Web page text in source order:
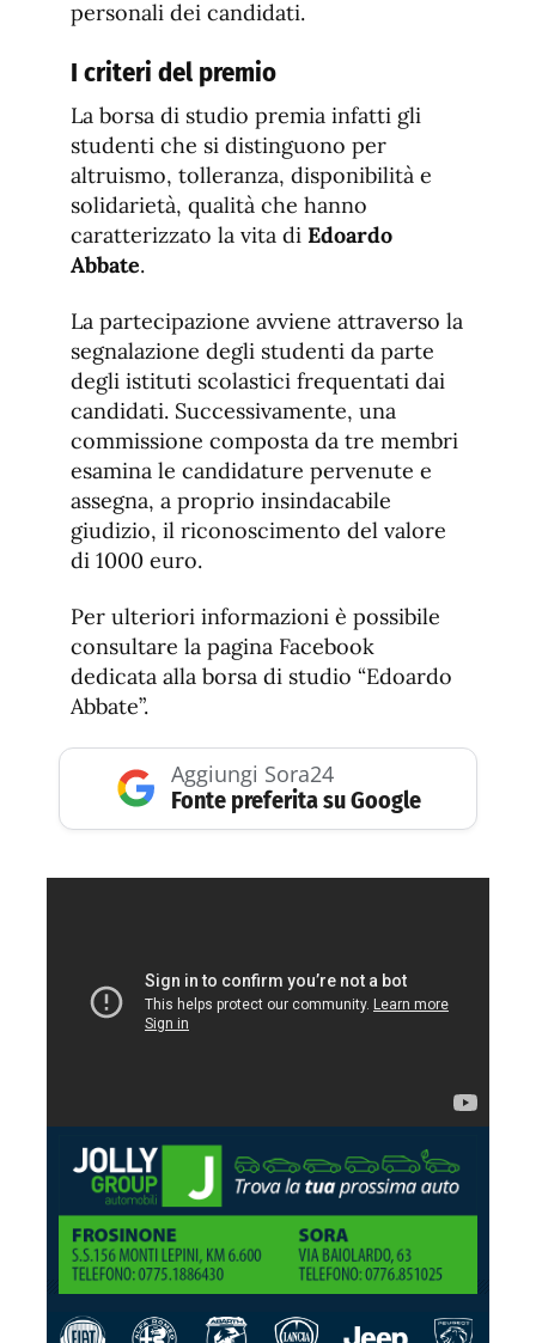
personali dei candidati.
I criteri del premio
La borsa di studio premia infatti gli
studenti che si distinguono per
altruismo, tolleranza, disponibilità e
solidarietà, qualità che hanno
caratterizzato la vita di Edoardo
Abbate.
La partecipazione avviene attraverso la
segnalazione degli studenti da parte
degli istituti scolastici frequentati dai
candidati. Successivamente, una
commissione composta da tre membri
esamina le candidature pervenute e
assegna, a proprio insindacabile
giudizio, il riconoscimento del valore
di 1000 euro.
Per ulteriori informazioni è possibile
consultare la pagina Facebook
dedicata alla borsa di studio “Edoardo
Abbate”.
Aggiungi Sora24
Fonte preferita su Google